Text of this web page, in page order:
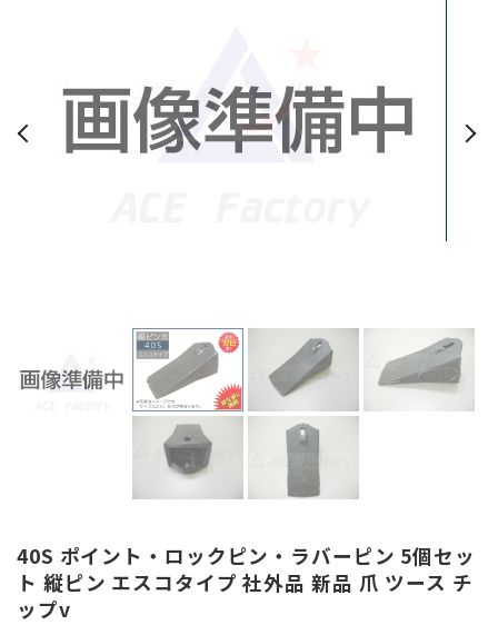
40S ポイント・ロックピン・ラバーピン 5個セッ
ト 縦ピン エスコタイプ 社外品 新品 爪 ツース チ
ップv